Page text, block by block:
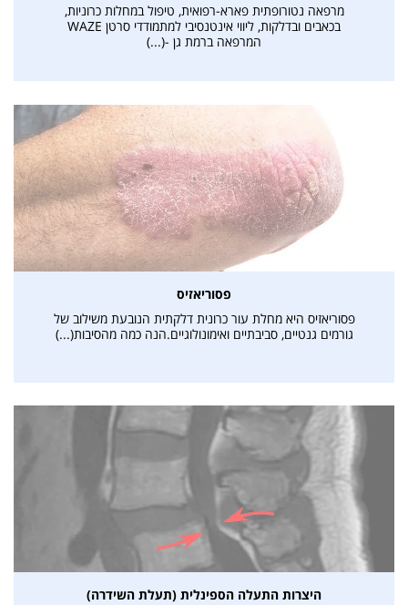
מרפאה נטורופתית פארא-רפואית, טיפול במחלות כרוניות,
בכאבים ובדלקות, ליווי אינטנסיבי למתמודדי סרטן WAZE
המרפאה ברמת גן -(...)
פסוריאזיס
פסוריאזיס היא מחלת עור כרונית דלקתית הנובעת משילוב של
גורמים גנטיים, סביבתיים ואימונולוגיים.הנה כמה מהסיבות(...)
היצרות התעלה הספינלית (תעלת השידרה)